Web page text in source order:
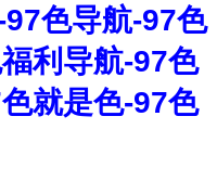
色导航-97色
利导航-97色
就是色-97色